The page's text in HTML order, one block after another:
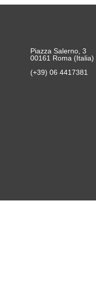
Piazza Salerno, 3
00161 Roma (Italia)
(+39) 06 4417381